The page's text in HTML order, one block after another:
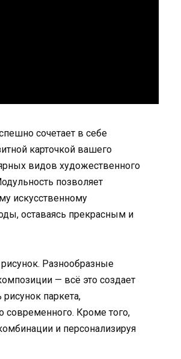
сочетает в себе
карточкой вашего
видов художественного
позволяет
искусственному
оставаясь прекрасным и
Разнообразные
— всё это создает
паркета,
современного. Кроме того,
и персонализируя